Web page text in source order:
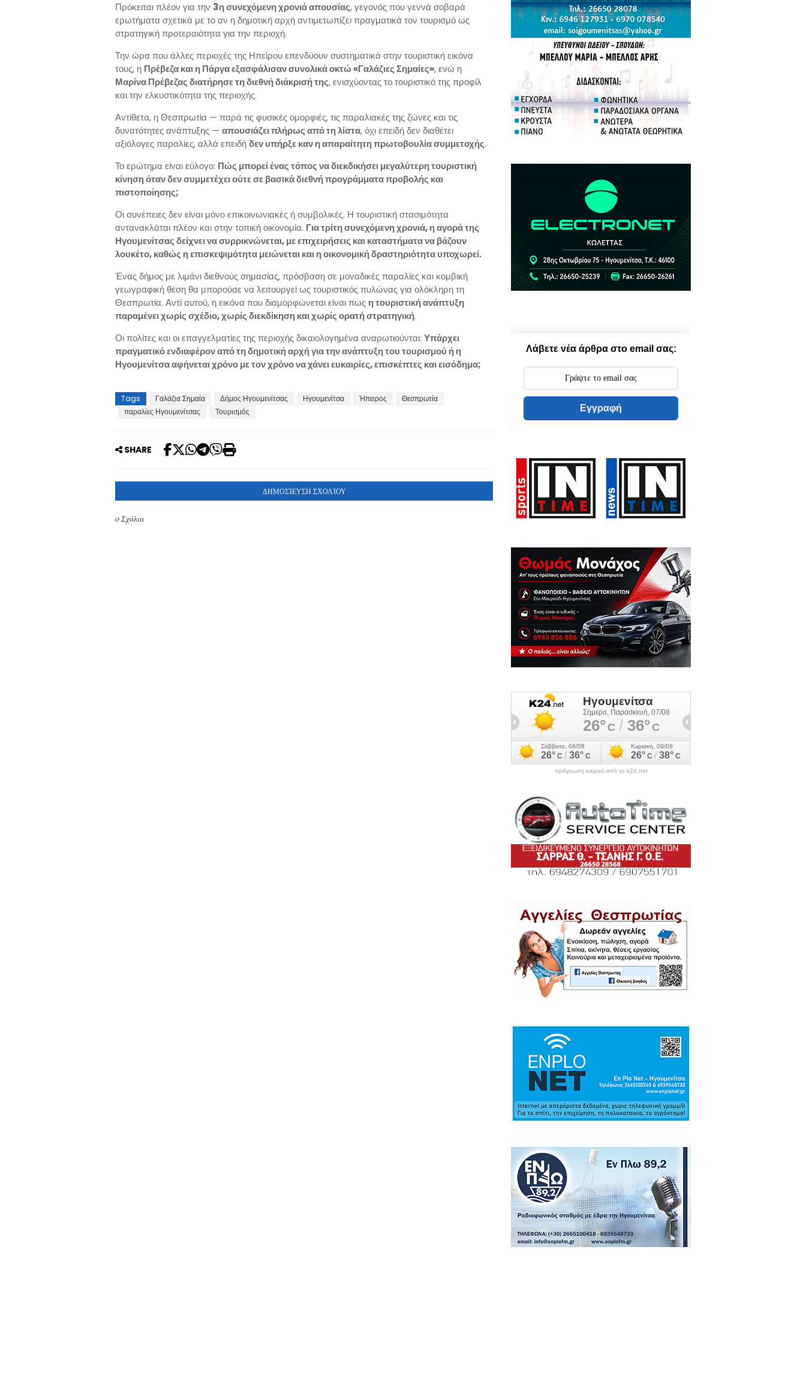
Πρόκειται πλέον για την 3η συνεχόμενη χρονιά απουσίας, γεγονός που γεννά σοβαρά
ερωτήματα σχετικά με το αν η δημοτική αρχή αντιμετωπίζει πραγματικά τον τουρισμό ως
στρατηγική προτεραιότητα για την περιοχή.
Την ώρα που άλλες περιοχές της Ηπείρου επενδύουν συστηματικά στην τουριστική εικόνα
τους, η Πρέβεζα και η Πάργα εξασφάλισαν συνολικά οκτώ «Γαλάζιες Σημαίες», ενώ η
Μαρίνα Πρέβεζας διατήρησε τη διεθνή διάκρισή της, ενισχύοντας το τουριστικό της προφίλ
και την ελκυστικότητα της περιοχής.
Αντίθετα, η Θεσπρωτία — παρά τις φυσικές ομορφιές, τις παραλιακές της ζώνες και τις
δυνατότητες ανάπτυξης — απουσιάζει πλήρως από τη λίστα, όχι επειδή δεν διαθέτει
αξιόλογες παραλίες, αλλά επειδήδεν υπήρξε καν η απαραίτητη πρωτοβουλία συμμετοχής.
Το ερώτημα είναι εύλογο: Πώς μπορεί ένας τόπος να διεκδικήσει μεγαλύτερη τουριστική
κίνηση όταν δεν συμμετέχει ούτε σε βασικά διεθνή προγράμματα προβολής και
πιστοποίησης;
Οι συνέπειες δεν είναι μόνο επικοινωνιακές ή συμβολικές. Η τουριστική στασιμότητα
αντανακλάται πλέον και στην τοπική οικονομία. Για τρίτη συνεχόμενη χρονιά, η αγορά της
Ηγουμενίτσας δείχνει να συρρικνώνεται, με επιχειρήσεις και καταστήματα να βάζουν
λουκέτο, καθώς η επισκεψιμότηταμειώνεται και η οικονομική δραστηριότητα υποχωρεί.
Ένας δήμος με λιμάνι διεθνούς σημασίας, πρόσβαση σε μοναδικές παραλίες και κομβική
γεωγραφική θέση θα μπορούσε να λειτουργεί ως τουριστικός πυλώνας για ολόκληρη τη
Θεσπρωτία. Αντί αυτού, η εικόνα που διαμορφώνεται είναι πως η τουριστική ανάπτυξη
παραμένει χωρίς σχέδιο, χωρίς διεκδίκηση και χωρίς ορατή στρατηγική.
Οι πολίτες και οι επαγγελματίες της περιοχής δικαιολογημένα αναρωτιούνται: Υπάρχει
πραγματικό ενδιαφέρον από τη δημοτική αρχή για την ανάπτυξη του τουρισμού ή η
Ηγουμενίτσα αφήνεται χρόνο με τον χρόνο να χάνει ευκαιρίες, επισκέπτες και εισόδημα;
Tags Γαλάζια Σημαία Δήμος Ηγουμενίτσας Ηγουμενίτσα Ήπειρος
Θεσπρωτία
παραλίες Ηγουμενίτσας
Τουρισμός
SHARE
ΔΗΜΟΣΊΕΥΣΗ ΣΧΟΛΊΟΥ
0 Σχόλια
Λάβετε νέα άρθρα στο email σας:
Εγγραφή
πρόγνωση καιρού από το k24.net